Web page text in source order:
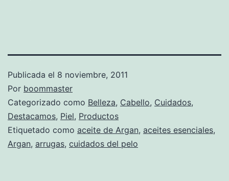
Publicada el 8 noviembre, 2011
Por boommaster
Categorizado como Belleza, Cabello, Cuidados,
Destacamos, Piel, Productos
Etiquetado como aceite de Argan, aceites esenciales,
Argan, arrugas, cuidados del pelo